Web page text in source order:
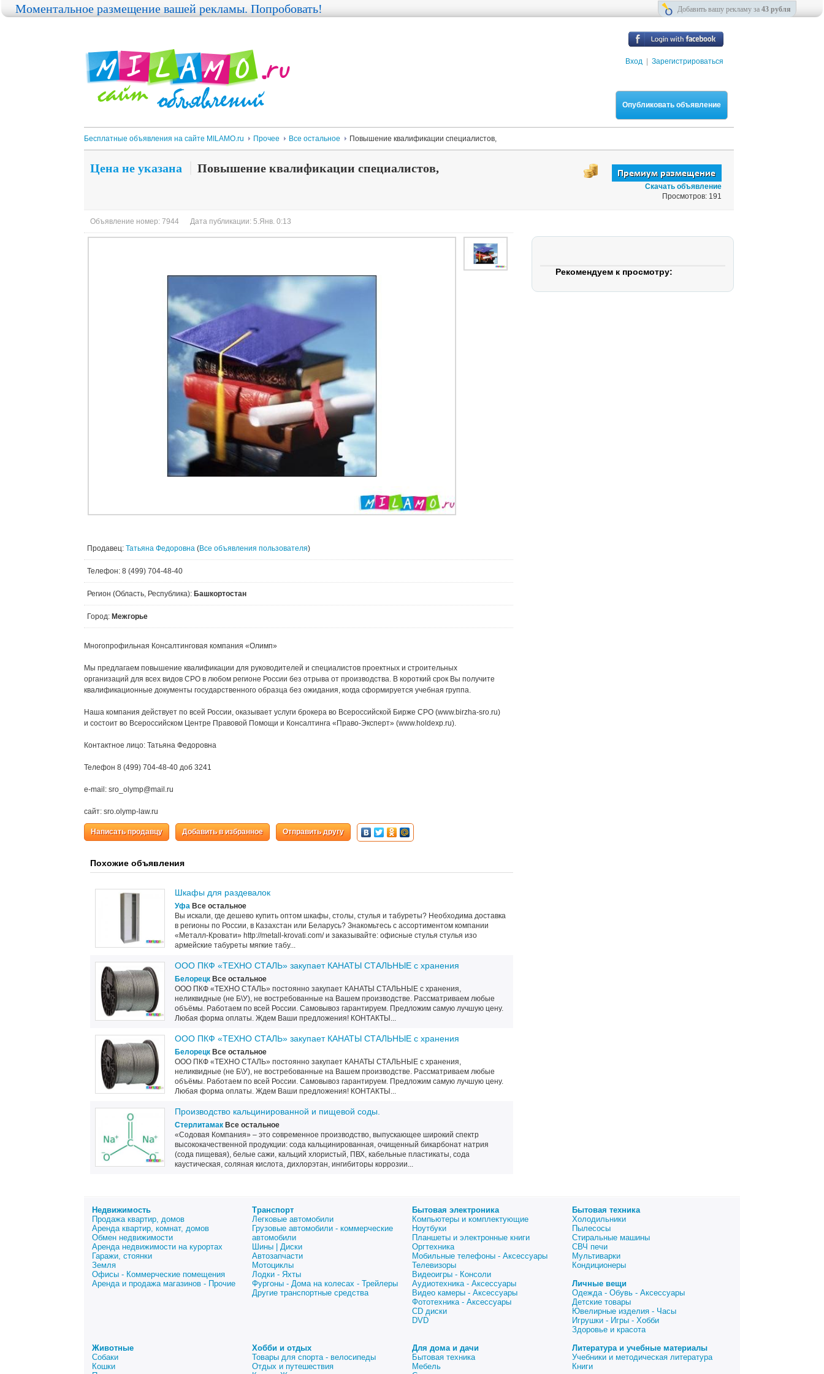
Вход Зарегистрироваться
Опубликовать объявление
Бесплатные объявления на сайте MILAMO.ru Прочее Все остальное Повышение квалификации специалистов,
Цена не указана Повышение квалификации специалистов,
Скачать объявление
Просмотров: 191
Объявление номер: 7944 Дата публикации: 5.Янв. 0:13
Продавец: Татьяна Федоровна (Все объявления пользователя)
Телефон: 8 (499) 704-48-40
Регион (Область, Республика): Башкортостан
Город: Межгорье
Многопрофильная Консалтинговая компания «Олимп»
Мы предлагаем повышение квалификации для руководителей и специалистов проектных и строительных
организаций для всех видов СРО в любом регионе России без отрыва от производства. В короткий срок Вы получите
квалификационные документы государственного образца без ожидания, когда сформируется учебная группа.
Наша компания действует по всей России, оказывает услуги брокера во Всероссийской Бирже СРО (www.birzha-sro.ru)
и состоит во Всероссийском Центре Правовой Помощи и Консалтинга «Право-Эксперт» (www.holdexp.ru).
Контактное лицо: Татьяна Федоровна
Телефон 8 (499) 704-48-40 доб 3241
e-mail: sro_olymp@mail.ru
сайт: sro.olymp-law.ru
Написать продавцу Добавить в избранное Отправить другу
Похожие объявления
Шкафы для раздевалок
Уфа Все остальное
Вы искали, где дешево купить оптом шкафы, столы, стулья и табуреты? Необходима доставка
в регионы по России, в Казахстан или Беларусь? Знакомьтесь с ассортиментом компании
«Металл-Кровати» http://metall-krovati.com/ и заказывайте: офисные стулья стулья изо
армейские табуреты мягкие табу...
ООО ПКФ «ТЕХНО СТАЛЬ» закупает КАНАТЫ СТАЛЬНЫЕ с хранения
Белорецк Все остальное
ООО ПКФ «ТЕХНО СТАЛЬ» постоянно закупает КАНАТЫ СТАЛЬНЫЕ с хранения,
неликвидные (не Б\У), не востребованные на Вашем производстве. Рассматриваем любые
объёмы. Работаем по всей России. Самовывоз гарантируем. Предложим самую лучшую цену.
Любая форма оплаты. Ждем Ваши предложения! КОНТАКТЫ...
ООО ПКФ «ТЕХНО СТАЛЬ» закупает КАНАТЫ СТАЛЬНЫЕ с хранения
Белорецк Все остальное
ООО ПКФ «ТЕХНО СТАЛЬ» постоянно закупает КАНАТЫ СТАЛЬНЫЕ с хранения,
неликвидные (не Б\У), не востребованные на Вашем производстве. Рассматриваем любые
объёмы. Работаем по всей России. Самовывоз гарантируем. Предложим самую лучшую цену.
Любая форма оплаты. Ждем Ваши предложения! КОНТАКТЫ...
Производство кальцинированной и пищевой соды.
Стерлитамак Все остальное
«Содовая Компания» – это современное производство, выпускающее широкий спектр
высококачественной продукции: сода кальцинированная, очищенный бикарбонат натрия
(сода пищевая), белые сажи, кальций хлористый, ПВХ, кабельные пластикаты, сода
каустическая, соляная кислота, дихлорэтан, ингибиторы коррозии...
Моментальное размещение вашей рекламы. Попробовать! Добавить вашу рекламу за 43 рубля
Рекомендуем к просмотру:
Недвижимость
Продажа квартир, домов
Аренда квартир, комнат, домов
Обмен недвижимости
Аренда недвижимости на курортах
Гаражи, стоянки
Земля
Офисы - Коммерческие помещения
Аренда и продажа магазинов - Прочие
Транспорт
Легковые автомобили
Грузовые автомобили - коммерческие
автомобили
Шины | Диски
Автозапчасти
Мотоциклы
Лодки - Яхты
Фургоны - Дома на колесах - Трейлеры
Другие транспортные средства
Бытовая электроника
Компьютеры и комплектующие
Ноутбуки
Планшеты и электронные книги
Оргтехника
Мобильные телефоны - Аксессуары
Телевизоры
Видеоигры - Консоли
Аудиотехника - Аксессуары
Видео камеры - Аксессуары
Фототехника - Аксессуары
CD диски
DVD
Бытовая техника
Холодильники
Пылесосы
Стиральные машины
СВЧ печи
Мультиварки
Кондиционеры
Личные вещи
Одежда - Обувь - Аксессуары
Детские товары
Ювелирные изделия - Часы
Игрушки - Игры - Хобби
Здоровье и красота
Животные
Собаки
Кошки
Хобби и отдых
Товары для спорта - велосипеды
Отдых и путешествия
Для дома и дачи
Бытовая техника
Мебель
Литература и учебные материалы
Учебники и методическая литература
Книги